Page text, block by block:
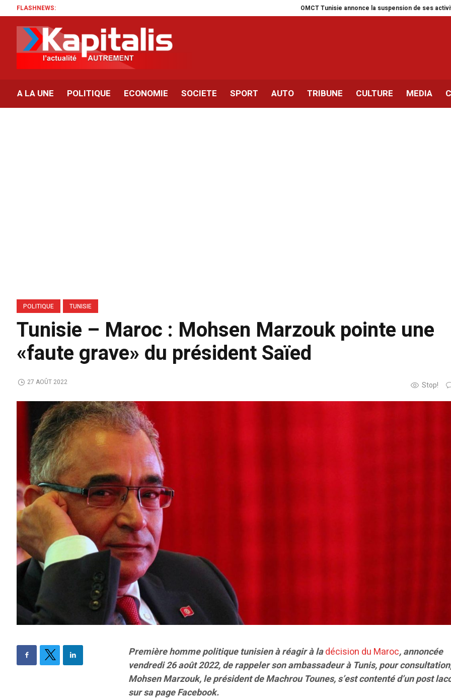
FLASHNEWS: OMCT Tunisie annonce la suspension de ses activités pour un
A LA UNE POLITIQUE ECONOMIE SOCIETE SPORT AUTO TRIBUNE CULTURE MEDIA
POLITIQUE TUNISIE
Tunisie – Maroc : Mohsen Marzouk pointe une
«faute grave» du président Saïed
Stop!
27 AOÛT 2022
Première homme politique tunisien à réagir à ladécision du Maroc, annoncée
vendredi 26 août 2022, de rappeler son ambassadeur à Tunis, pour
Mohsen Marzouk, le président de Machrou Tounes, s’est contenté d’un post
sur sa page Facebook.